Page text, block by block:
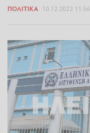
ΠΟΛΙΤΙΚΆ 10.12.2022 11:56